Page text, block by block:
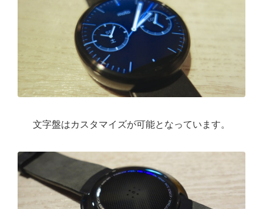
文字盤はカスタマイズが可能となっています。